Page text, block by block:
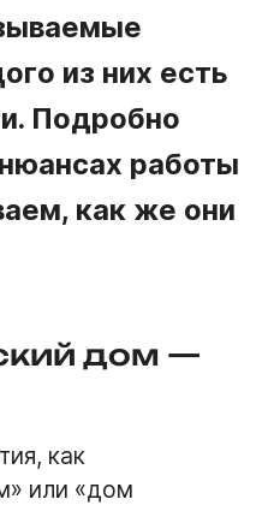
из них есть
Подробно
работы
как же они
дом —
как
или «дом